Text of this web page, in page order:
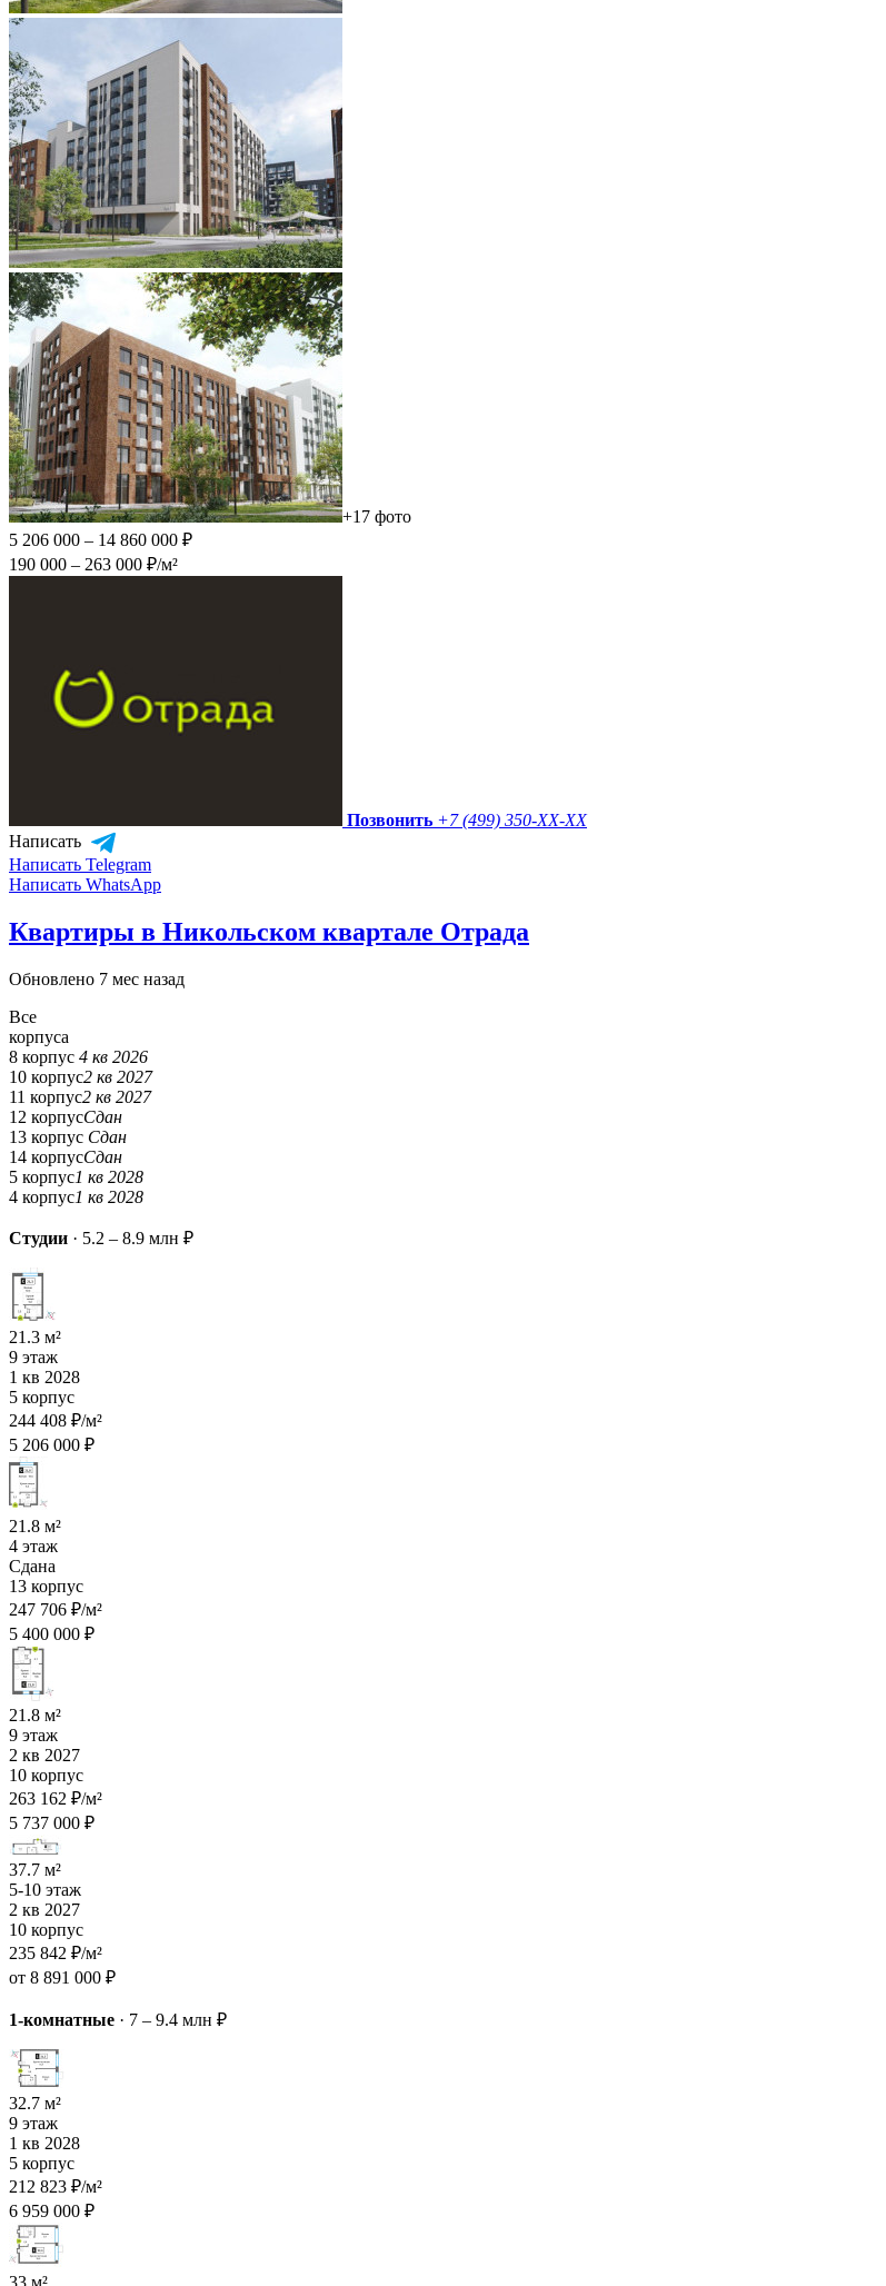
+17 фото
5 206 000 – 14 860 000 ₽
190 000 – 263 000 ₽/м²
Позвонить +7 (499) 350-XX-XX
Написать
Написать Telegram
Написать WhatsApp
Квартиры в Никольском квартале Отрада
Обновлено 7 мес назад
Все
корпуса
8 корпус 4 кв 2026
10 корпус2 кв 2027
11 корпус2 кв 2027
12 корпусСдан
13 корпус Сдан
14 корпусСдан
5 корпус1 кв 2028
4 корпус1 кв 2028
Студии · 5.2 – 8.9 млн ₽
21.3 м²
9 этаж
1 кв 2028
5 корпус
244 408 ₽/м²
5 206 000 ₽
21.8 м²
4 этаж
Сдана
13 корпус
247 706 ₽/м²
5 400 000 ₽
21.8 м²
9 этаж
2 кв 2027
10 корпус
263 162 ₽/м²
5 737 000 ₽
37.7 м²
5-10 этаж
2 кв 2027
10 корпус
235 842 ₽/м²
от 8 891 000 ₽
1-комнатные · 7 – 9.4 млн ₽
32.7 м²
9 этаж
1 кв 2028
5 корпус
212 823 ₽/м²
6 959 000 ₽
33 м²